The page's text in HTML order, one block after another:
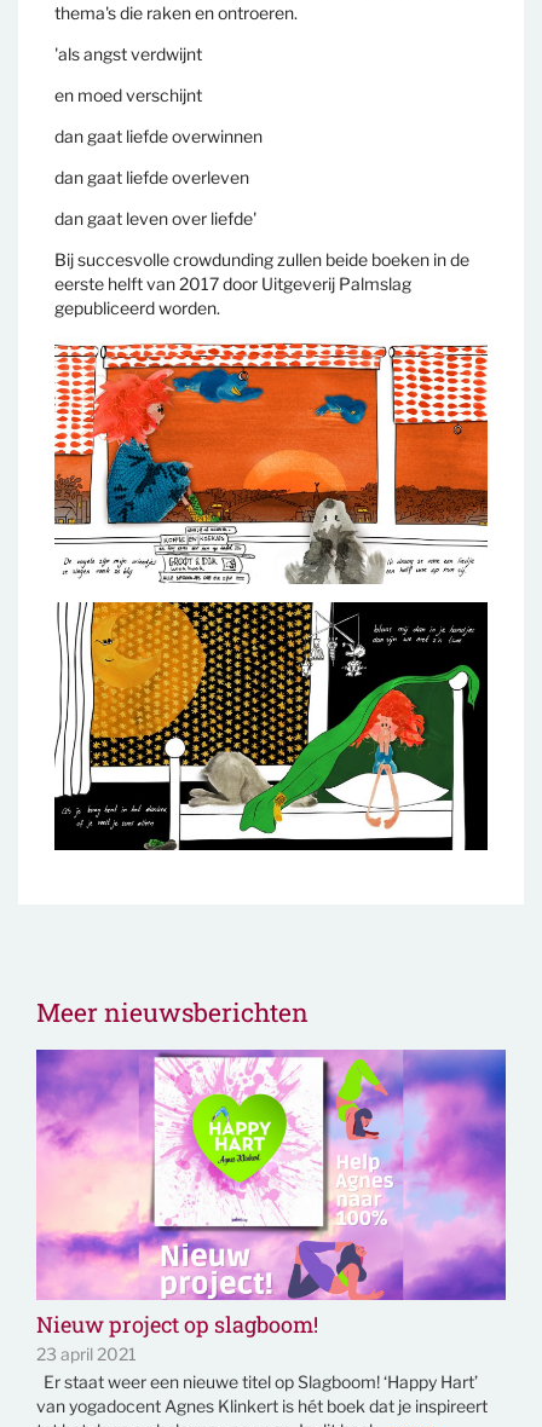
thema's die raken en ontroeren.
'als angst verdwijnt
en moed verschijnt
dan gaat liefde overwinnen
dan gaat liefde overleven
dan gaat leven over liefde'
Bij succesvolle crowdunding zullen beide boeken in de
eerste helft van 2017 door Uitgeverij Palmslag
gepubliceerd worden.
Meer nieuwsberichten
Nieuw project op slagboom!
23 april 2021
Er staat weer een nieuwe titel op Slagboom! ‘Happy Hart’
van yogadocent Agnes Klinkert is hét boek dat je inspireert